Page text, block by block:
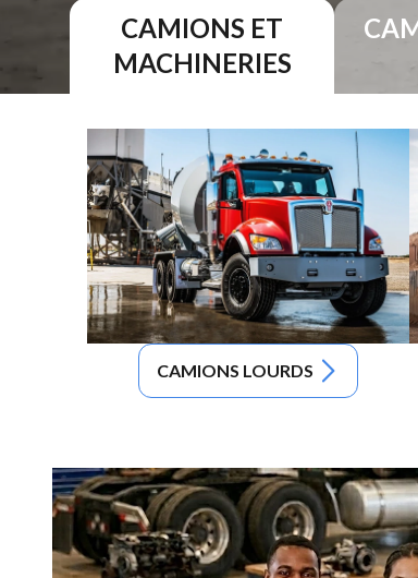
CAMIONS ET
MACHINERIES
CAMIONS LOURDS